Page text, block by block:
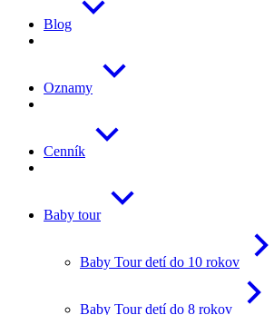
Blog
Oznamy
Cenník
Baby tour
Baby Tour detí do 10 rokov
Baby Tour detí do 8 rokov